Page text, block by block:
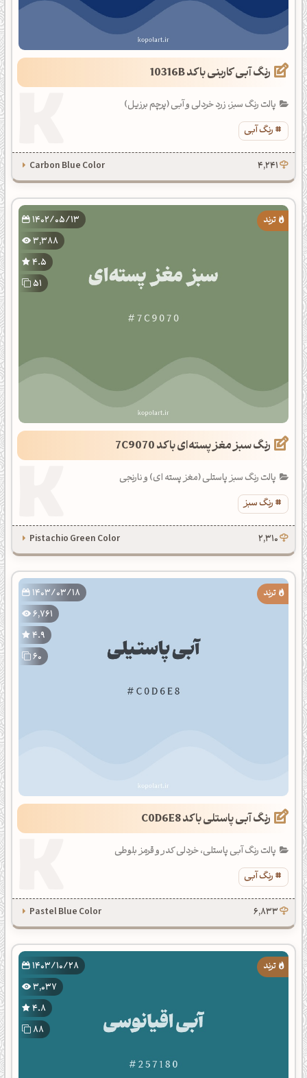
رنگ آبی کاربنی با کد 10316B
پالت رنگ سبز، زرد خردلی و آبی (پرچم برزیل)
رنگ آبی
4,241
Carbon Blue Color
1402/05/13
3,388
4.5
51
رنگ سبز مغز پسته‌ای با کد 7C9070
پالت رنگ سبز پاستلی (مغز پسته ای) و نارنجی
رنگ سبز
2,310
Pistachio Green Color
1403/03/18
6,761
4.9
60
رنگ آبی پاستلی با کد C0D6E8
پالت رنگ آبی پاستلی، خردلی کدر و قرمز بلوطی
رنگ آبی
6,833
Pastel Blue Color
1403/10/28
3,037
4.8
88